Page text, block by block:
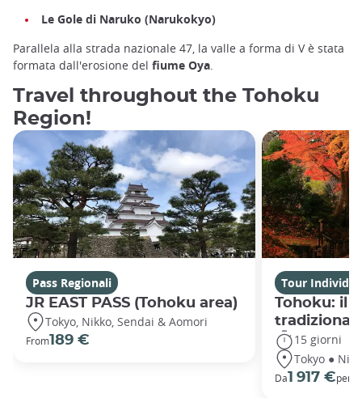
Le Gole di Naruko (Narukokyo)
Parallela alla strada nazionale 47, la valle a forma di V è stata
formata dall'erosione del fiume Oya
Travel throughout the Tohoku
Region!
Pass Regionali
JR EAST PASS (Tohoku area)
Tokyo, Nikko, Sendai & Aomori
From189 €
Tour
Tohoku: il
15 giorni
Tokyo ●
Da1 917 €per